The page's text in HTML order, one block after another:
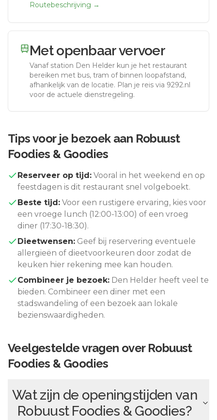
Routebeschrijving →
Met openbaar vervoer
Vanaf station Den Helder kun je het restaurant
bereiken met bus, tram of binnen loopafstand,
afhankelijk van de locatie. Plan je reis via 9292.nl
voor de actuele dienstregeling.
Tips voor je bezoek aan Robuust
Foodies & Goodies
Reserveer op tijd: Vooral in het weekend en op
feestdagen is dit restaurant snel volgeboekt.
Beste tijd: Voor een rustigere ervaring, kies voor
een vroege lunch (12:00-13:00) of een vroeg
diner (17:30-18:30).
Dieetwensen: Geef bij reservering eventuele
allergieën of dieetvoorkeuren door zodat de
keuken hier rekening mee kan houden.
Combineer je bezoek: Den Helder heeft veel te
bieden. Combineer een diner met een
stadswandeling of een bezoek aan lokale
bezienswaardigheden.
Veelgestelde vragen over Robuust
Foodies & Goodies
Wat zijn de openingstijden van
Robuust Foodies & Goodies?